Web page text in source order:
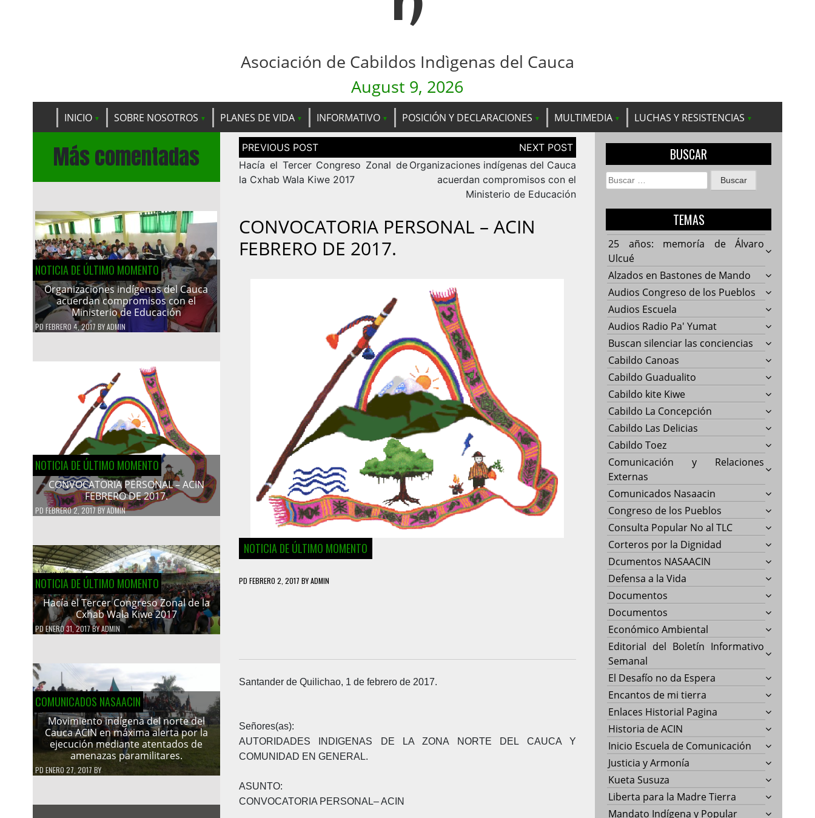
Asociación de Cabildos Indìgenas del Cauca
August 9, 2026
INICIO SOBRE NOSOTROS PLANES DE VIDA INFORMATIVO POSICIÓN Y DECLARACIONES MULTIMEDIA LUCHAS Y RESISTENCIAS
Más comentadas
NOTICIA DE ÚLTIMO MOMENTO
Organizaciones indígenas del Cauca
acuerdan compromisos con el
Ministerio de Educación
PD FEBRERO 4, 2017 BYADMIN
NOTICIA DE ÚLTIMO MOMENTO
CONVOCATORIA PERSONAL – ACIN
FEBRERO DE 2017.
PD FEBRERO 2, 2017BYADMIN
NOTICIA DE ÚLTIMO MOMENTO
Hacía el Tercer Congreso Zonal de la
Cxhab Wala Kiwe 2017
PDENERO 31, 2017BYADMIN
COMUNICADOS NASAACIN
Movimiento indígena del norte del
Cauca ACIN en máxima alerta por la
ejecución mediante atentados de
amenazas paramilitares.
PD ENERO 27, 2017 BY
Navegación
de
entradas
Hacía el Tercer Congreso Zonal de
la Cxhab Wala Kiwe 2017
Organizaciones indígenas del Cauca
acuerdan compromisos con el
Ministerio de Educación
CONVOCATORIA PERSONAL – ACIN
FEBRERO DE 2017.
NOTICIA DE ÚLTIMO MOMENTO
PD FEBRERO 2, 2017 BYADMIN
Santander de Quilichao, 1 de febrero de 2017.
Señores(as):
AUTORIDADES INDIGENAS DE LA ZONA NORTE DEL CAUCA Y
COMUNIDAD EN GENERAL.
ASUNTO:
CONVOCATORIA PERSONAL– ACIN
BUSCAR
Buscar:
TEMAS
25 años: memoría de Álvaro
Ulcué
Alzados en Bastones de Mando
Audios Congreso de los Pueblos
Audios Escuela
Audios Radio Pa' Yumat
Buscan silenciar las conciencias
Cabildo Canoas
Cabildo Guadualito
Cabildo kite Kiwe
Cabildo La Concepción
Cabildo Las Delicias
Cabildo Toez
Comunicación y Relaciones
Externas
Comunicados Nasaacin
Congreso de los Pueblos
Consulta Popular No al TLC
Corteros por la Dignidad
Dcumentos NASAACIN
Defensa a la Vida
Documentos
Documentos
Económico Ambiental
Editorial del Boletín Informativo
Semanal
El Desafío no da Espera
Encantos de mi tierra
Enlaces Historial Pagina
Historia de ACIN
Inicio Escuela de Comunicación
Justicia y Armonía
Kueta Susuza
Liberta para la Madre Tierra
Mandato Indígena y Popular